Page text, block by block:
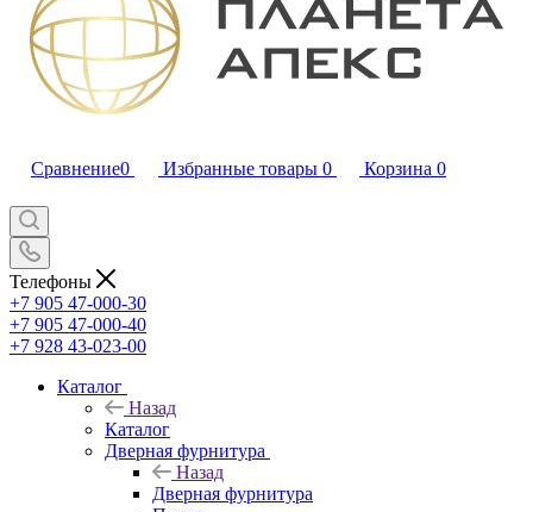
Сравнение0 Избранные товары 0 Корзина 0
Телефоны
+7 905 47-000-30
+7 905 47-000-40
+7 928 43-023-00
Каталог
Назад
Каталог
Дверная фурнитура
Назад
Дверная фурнитура